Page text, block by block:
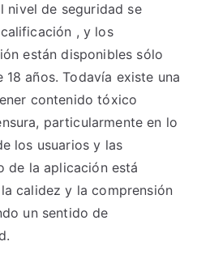
nivel de seguridad se
, y los
están disponibles sólo
años. Todavía existe una
contenido tóxico
particularmente en lo
los usuarios y las
de la aplicación está
calidez y la comprensión
un sentido de